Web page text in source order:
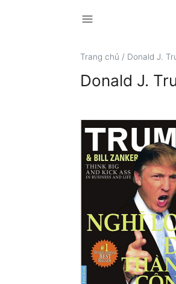
menu
Trang chủ / Donald J.
Donald J.